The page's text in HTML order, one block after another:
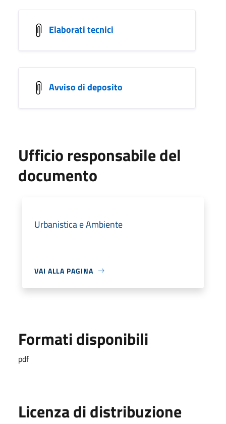
Elaborati tecnici
Avviso di deposito
Ufficio responsabile del
documento
Urbanistica e Ambiente
VAI ALLA PAGINA
Formati disponibili
pdf
Licenza di distribuzione